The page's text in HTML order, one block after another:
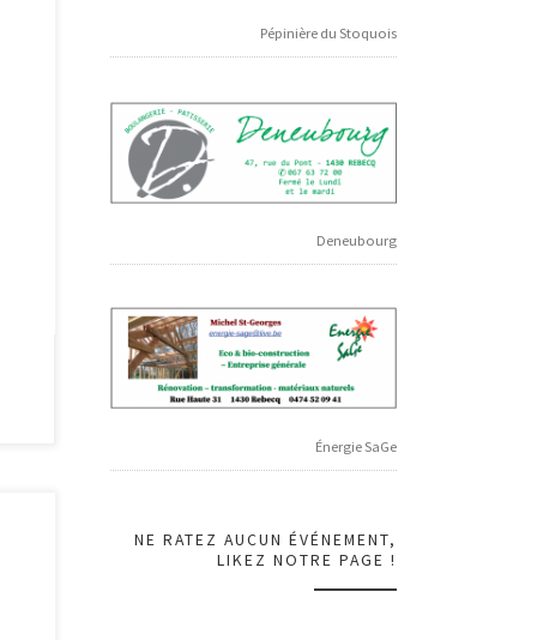
Pépinière du Stoquois
Deneubourg
Énergie SaGe
NE RATEZ AUCUN ÉVÉNEMENT,
LIKEZ NOTRE PAGE !